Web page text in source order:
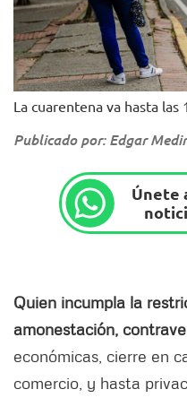
La cuarentena va hasta
Publicado por: Edgar
Únete
Quien incumpla la
amonestación,
económicas, cierre en
comercio, y hasta